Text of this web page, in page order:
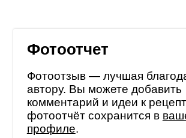
Фотоотчет
Фотоотзыв — лучшая
автору. Вы можете добавить
комментарий и идеи к
фотоотчёт сохранится в
профиле.